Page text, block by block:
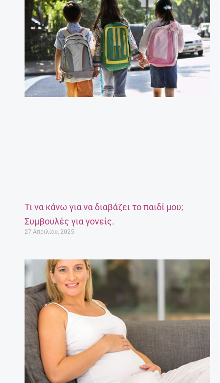
Τι να κάνω για να διαβάζει το παιδί μου;
Συμβουλές για γονείς.
27 Απριλίου, 2025